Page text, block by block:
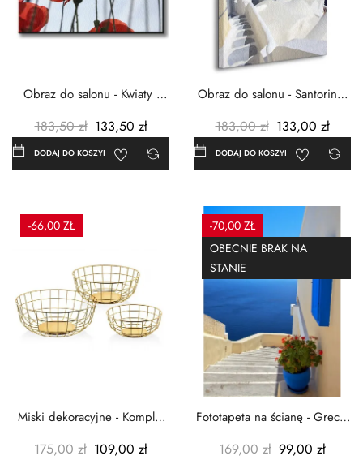
Obraz do salonu - Kwiaty -
183,50 zł 133,50 zł
DODAJ DO KOSZYKA
Obraz do salonu - Santorini -
183,00 zł 133,00 zł
DODAJ DO KOSZYKA
-66,00 ZŁ
Miski dekoracyjne - Komplet
175,00 zł 109,00 zł
-70,00 ZŁ
OBECNIE BRAK NA
STANIE
Fototapeta na ścianę - Grecja
169,00 zł 99,00 zł